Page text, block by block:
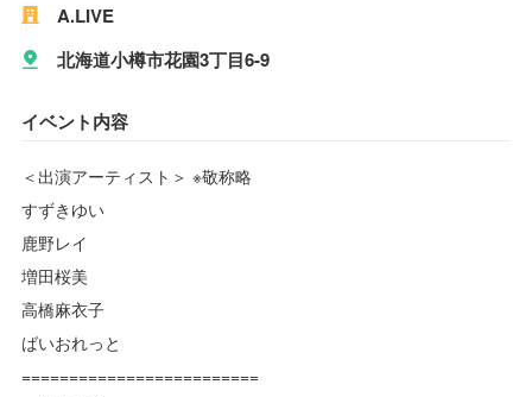
A.LIVE
北海道小樽市花園3丁目6-9
イベント内容
＜出演アーティスト＞ ※敬称略
すずきゆい
鹿野レイ
増田桜美
高橋麻衣子
ばいおれっと
=========================